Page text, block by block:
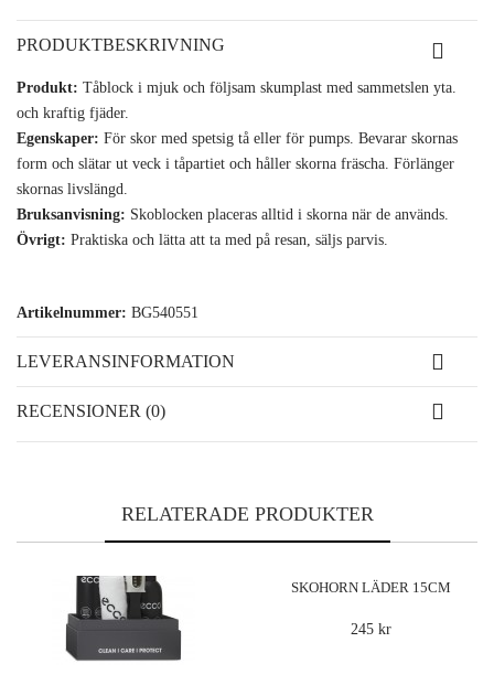
PRODUKTBESKRIVNING
Produkt: Tåblock i mjuk och följsam skumplast med sammetslen yta.
och kraftig fjäder.
Egenskaper: För skor med spetsig tå eller för pumps. Bevarar skornas
form och slätar ut veck i tåpartiet och håller skorna fräscha. Förlänger
skornas livslängd.
Bruksanvisning: Skoblocken placeras alltid i skorna när de används.
Övrigt: Praktiska och lätta att ta med på resan, säljs parvis.
Artikelnummer: BG540551
LEVERANSINFORMATION
RECENSIONER (0)
RELATERADE PRODUKTER
SKOHORN LÄDER 15CM
245 kr